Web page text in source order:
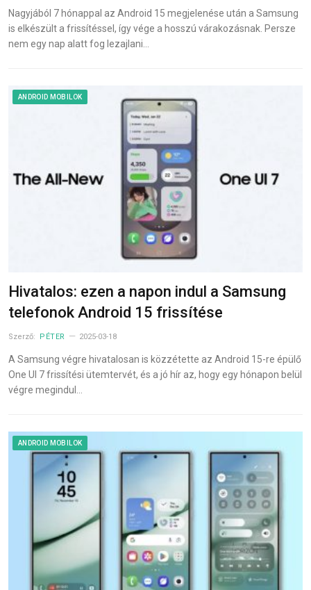
Nagyjából 7 hónappal az Android 15 megjelenése után a Samsung
is elkészült a frissítéssel, így vége a hosszú várakozásnak. Persze
nem egy nap alatt fog lezajlani…
ANDROID MOBILOK
Hivatalos: ezen a napon indul a Samsung
telefonok Android 15 frissítése
Szerző: PÉTER 2025-03-18
A Samsung végre hivatalosan is közzétette az Android 15-re épülő
One UI 7 frissítési ütemtervét, és a jó hír az, hogy egy hónapon belül
végre megindul…
ANDROID MOBILOK